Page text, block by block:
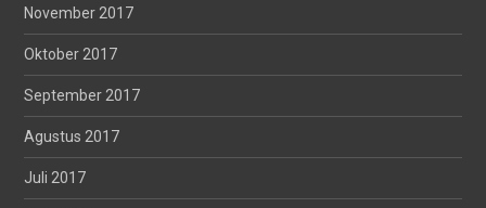
November 2017
Oktober 2017
September 2017
Agustus 2017
Juli 2017